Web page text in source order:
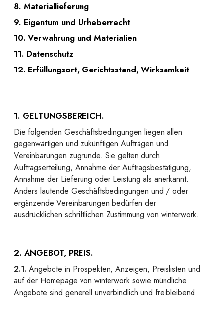
8. Materiallieferung
9. Eigentum und Urheberrecht
10. Verwahrung und Materialien
11. Datenschutz
12. Erfüllungsort, Gerichtsstand, Wirksamkeit
1. GELTUNGSBEREICH.
Die folgenden Geschäftsbedingungen liegen allen
gegenwärtigen und zukünftigen Aufträgen und
Vereinbarungen zugrunde. Sie gelten durch
Auftragserteilung, Annahme der Auftragsbestätigung,
Annahme der Lieferung oder Leistung als anerkannt.
Anders lautende Geschäftsbedingungen und / oder
ergänzende Vereinbarungen bedürfen der
ausdrücklichen schriftlichen Zustimmung von winterwork.
2. ANGEBOT, PREIS.
2.1. Angebote in Prospekten, Anzeigen, Preislisten und
auf der Homepage von winterwork sowie mündliche
Angebote sind generell unverbindlich und freibleibend.